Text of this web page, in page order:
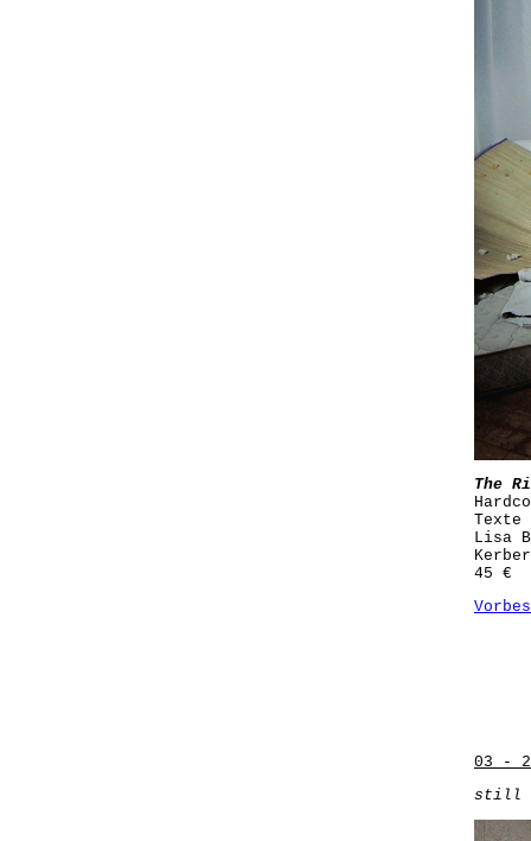
The
Texte
Lisa
45 €
03 -
still